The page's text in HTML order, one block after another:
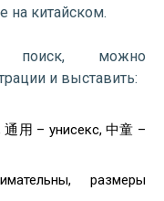
на китайском.
поиск, можно
и выставить:
用 – унисекс, 中童 –
размеры